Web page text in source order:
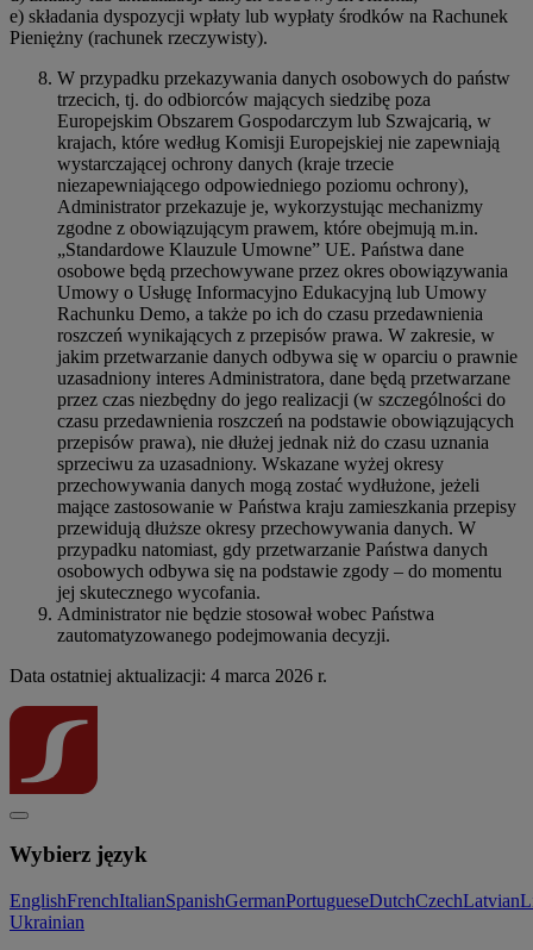
e) składania dyspozycji wpłaty lub wypłaty środków na Rachunek
Pieniężny (rachunek rzeczywisty).
W przypadku przekazywania danych osobowych do państw
trzecich, tj. do odbiorców mających siedzibę poza
Europejskim Obszarem Gospodarczym lub Szwajcarią, w
krajach, które według Komisji Europejskiej nie zapewniają
wystarczającej ochrony danych (kraje trzecie
niezapewniającego odpowiedniego poziomu ochrony),
Administrator przekazuje je, wykorzystując mechanizmy
zgodne z obowiązującym prawem, które obejmują m.in.
„Standardowe Klauzule Umowne” UE. Państwa dane
osobowe będą przechowywane przez okres obowiązywania
Umowy o Usługę Informacyjno Edukacyjną lub Umowy
Rachunku Demo, a także po ich do czasu przedawnienia
roszczeń wynikających z przepisów prawa. W zakresie, w
jakim przetwarzanie danych odbywa się w oparciu o prawnie
uzasadniony interes Administratora, dane będą przetwarzane
przez czas niezbędny do jego realizacji (w szczególności do
czasu przedawnienia roszczeń na podstawie obowiązujących
przepisów prawa), nie dłużej jednak niż do czasu uznania
sprzeciwu za uzasadniony. Wskazane wyżej okresy
przechowywania danych mogą zostać wydłużone, jeżeli
mające zastosowanie w Państwa kraju zamieszkania przepisy
przewidują dłuższe okresy przechowywania danych. W
przypadku natomiast, gdy przetwarzanie Państwa danych
osobowych odbywa się na podstawie zgody – do momentu
jej skutecznego wycofania.
Administrator nie będzie stosował wobec Państwa
zautomatyzowanego podejmowania decyzji.
Data ostatniej aktualizacji: 4 marca 2026 r.
Wybierz język
EnglishFrenchItalianSpanishGermanPortugueseDutchCzechLatvian
Ukrainian